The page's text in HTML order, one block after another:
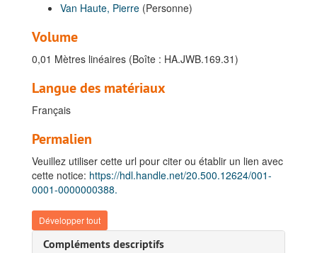
Van Haute, Pierre (Personne)
Volume
0,01 Mètres linéaires (Boîte : HA.JWB.169.31)
Langue des matériaux
Français
Permalien
Veuillez utiliser cette url pour citer ou établir un lien avec
cette notice: https://hdl.handle.net/20.500.12624/001-
0001-0000000388.
Développer tout
Compléments descriptifs